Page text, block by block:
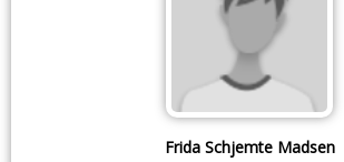
Frida Schjemte Madsen